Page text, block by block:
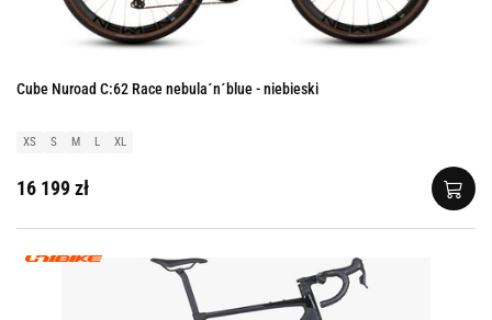
Cube Nuroad C:62 Race nebula´n´blue - niebieski
XS S M L XL
16 199 zł